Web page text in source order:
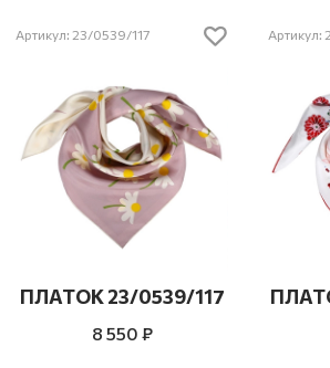
Артикул: 23/0539/117
ПЛАТОК 23/0539/117
8 550 ₽
Артикул: